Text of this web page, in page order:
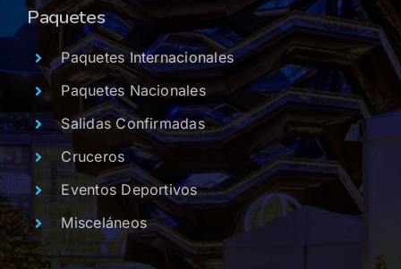
Paquetes
Paquetes Internacionales
Paquetes Nacionales
Salidas Confirmadas
Cruceros
Eventos Deportivos
Misceláneos